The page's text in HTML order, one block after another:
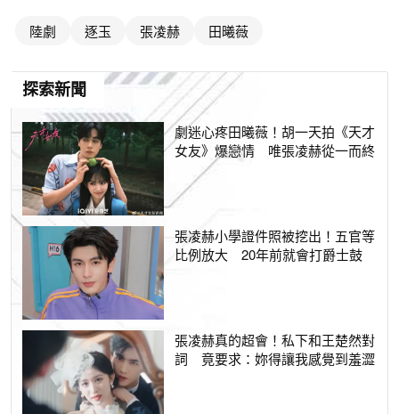
陸劇 逐玉 張凌赫 田曦薇
探索新聞
劇迷心疼田曦薇！胡一天拍《天才
女友》爆戀情 唯張凌赫從一而終
張凌赫小學證件照被挖出！五官等
比例放大 20年前就會打爵士鼓
張凌赫真的超會！私下和王楚然對
詞 竟要求：妳得讓我感覺到羞澀